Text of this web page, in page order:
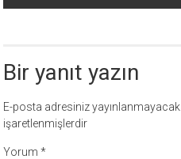
Bir yanıt yazın
E-posta adresiniz yayınlanmayacak.
işaretlenmişlerdir
Yorum*